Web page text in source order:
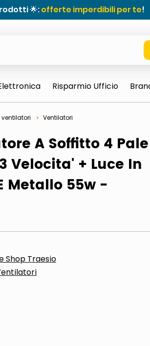
🌟:offerte imperdibili per te!
Risparmio Ufficio
Ventilatori
A Soffitto 4 Pale
Velocita' + Luce In
Metallo 55w -
Shop Traesio